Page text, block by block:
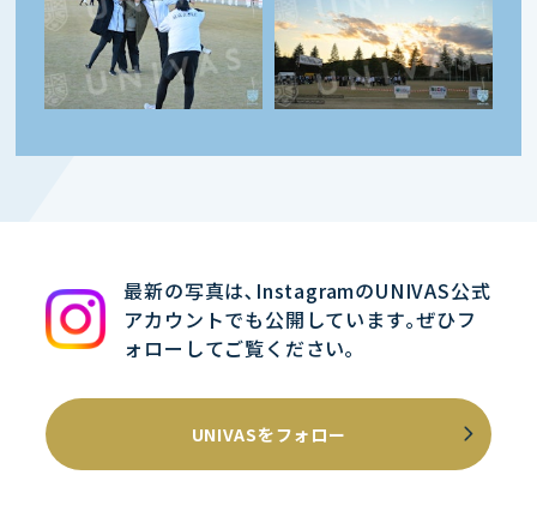
最新の写真は､InstagramのUNIVAS公式
アカウントでも公開しています｡ぜひフ
ォローしてご覧ください｡
UNIVASをフォロー